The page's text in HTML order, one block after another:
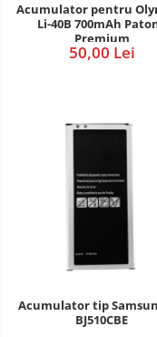
Acumulator pentru
Li-40B 700mAh
Premium
50,00 Lei
Acumulator tip
BJ510CBE